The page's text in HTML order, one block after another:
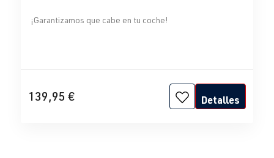
¡Garantizamos que cabe en tu coche!
139,95 € Detalles